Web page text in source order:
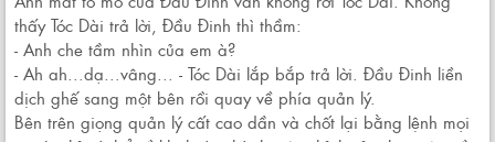
thấy Tóc Dài trả lời, Đầu Đinh thì thầm:
- Anh che tầm nhìn của em à?
- Ah ah...dạ...vâng... - Tóc Dài lắp bắp trả lời. Đầu Đinh liền
dịch ghế sang một bên rồi quay về phía quản lý.
Bên trên giọng quản lý cất cao dần và chốt lại bằng lệnh mọi